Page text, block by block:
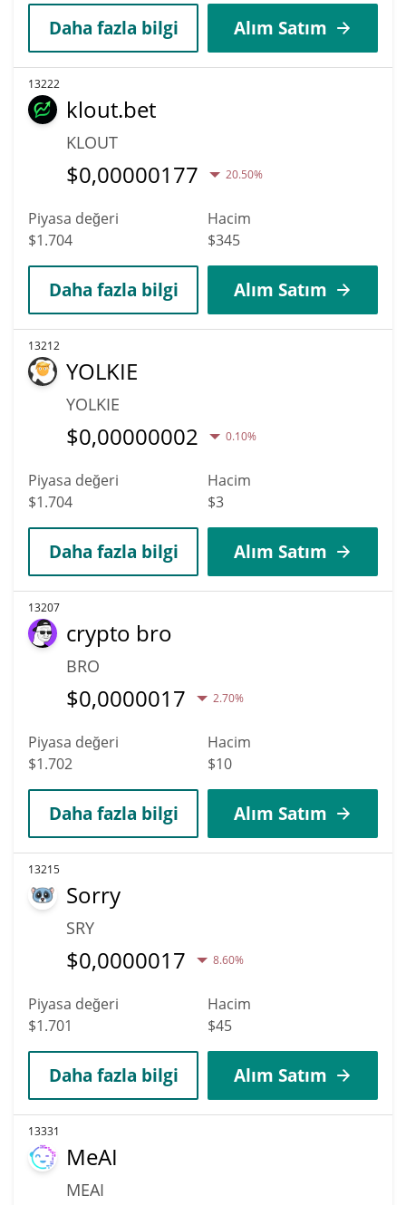
Daha fazla bilgi Alım Satım
13222
klout.bet
KLOUT
$0,00000177 20.50%
Piyasa değeri
$1.704
Hacim
$345
Daha fazla bilgi Alım Satım
13212
YOLKIE
YOLKIE
$0,00000002 0.10%
Piyasa değeri
$1.704
Hacim
$3
Daha fazla bilgi Alım Satım
13207
crypto bro
BRO
$0,0000017 2.70%
Piyasa değeri
$1.702
Hacim
$10
Daha fazla bilgi Alım Satım
13215
Sorry
SRY
$0,0000017 8.60%
Piyasa değeri
$1.701
Hacim
$45
Daha fazla bilgi Alım Satım
13331
MeAI
MEAI